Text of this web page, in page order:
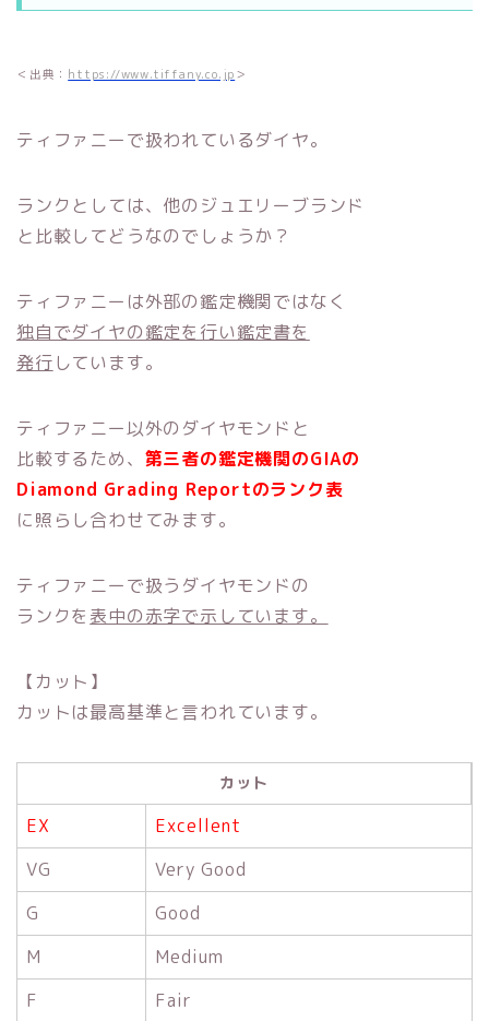
＜出典： https://www.tiffany.co.jp ＞
ティファニーで扱われているダイヤ。
ランクとしては、他のジュエリーブランド
と比較してどうなのでしょうか？
ティファニーは外部の鑑定機関ではなく
独自でダイヤの鑑定を行い鑑定書を
発行しています。
ティファニー以外のダイヤモンドと
比較するため、 第三者の鑑定機関のGIAの
Diamond Grading Reportのランク表
に照らし合わせてみます。
ティファニーで扱うダイヤモンドの
ランクを 表中の赤字で示しています。
【カット】
カットは最高基準と言われています。
カット
EX
Excellent
VG
Very Good
G
Good
M
Medium
F
Fair